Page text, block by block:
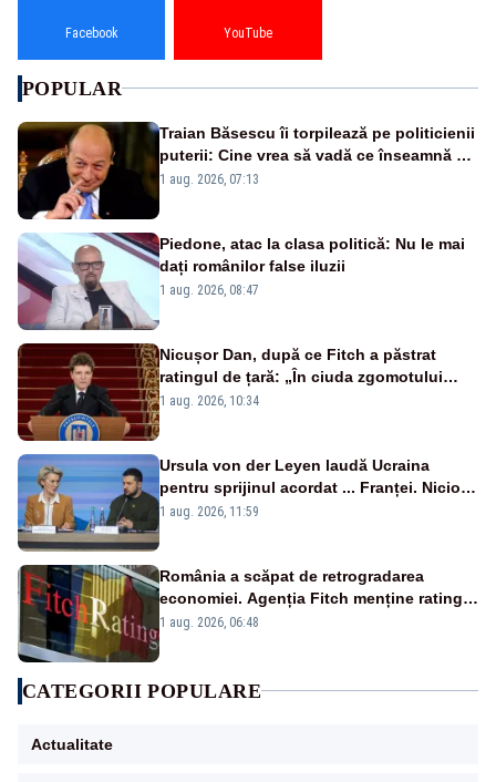
Facebook YouTube
POPULAR
Traian Băsescu îi torpilează pe politicienii
puterii: Cine vrea să vadă ce înseamnă să
fii prost, se uită la România
1 aug. 2026, 07:13
Piedone, atac la clasa politică: Nu le mai
dați românilor false iluzii
1 aug. 2026, 08:47
Nicușor Dan, după ce Fitch a păstrat
ratingul de țară: „În ciuda zgomotului
politic, România funcționează”
1 aug. 2026, 10:34
Ursula von der Leyen laudă Ucraina
pentru sprijinul acordat ... Franței. Nicio
reacție privind ajutorul energetic promis
1 aug. 2026, 11:59
România a scăpat de retrogradarea
economiei. Agenția Fitch menține ratingul
„BBB-” cu perspectivă negativă
1 aug. 2026, 06:48
CATEGORII POPULARE
Actualitate